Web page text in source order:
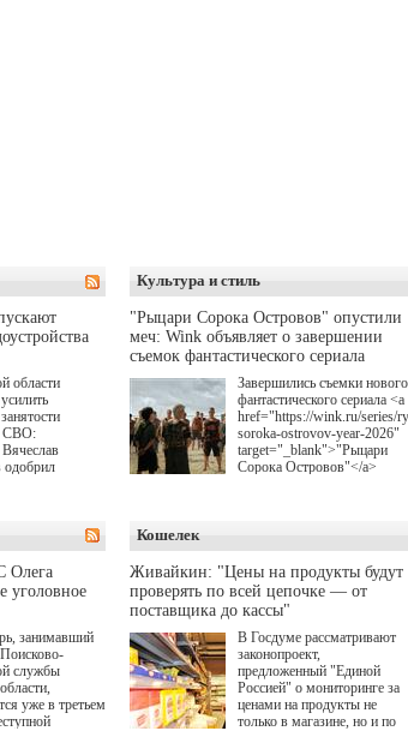
области
СВО:
Вячеслав
направленные
и более
к
Культура и стиль
"Рыцари Сорока Островов" опустили
меч: Wink объявляет о завершении
съемок фантастического сериала
Завершились съемки нового
фантастического сериала <a
href="https://wink.ru/series/
soroka-ostrovov-year-2026"
target="_blank">"Рыцари
Сорока Островов"</a>
одноименного романа
Сергея Лукьяненко. Главные
роли в проекте исполнили
Артем Кошман, Полина
Гухман, Вероника
Устимова, Олег Савостюк,
Святослав Рогожан, Кузьма
Котрелёв, Никита
Кологривый, Елисей
Чучилин, Александра
Нестерова, Ника Жукова, а
Олега
уголовное
занимавший
службы
уже в третьем
Кошелек
Живайкин: "Цены на продукты будут
проверять по всей цепочке — от
поставщика до кассы"
В Госдуме рассматривают
законопроект,
предложенный "Единой
Россией" о мониторинге за
ценами на продукты не
только в магазине, но и по